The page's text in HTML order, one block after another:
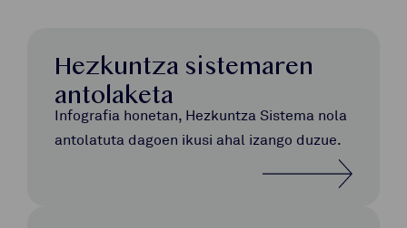
Hezkuntza sistemaren
antolaketa
Infografia honetan, Hezkuntza Sistema nola
antolatuta dagoen ikusi ahal izango duzue.